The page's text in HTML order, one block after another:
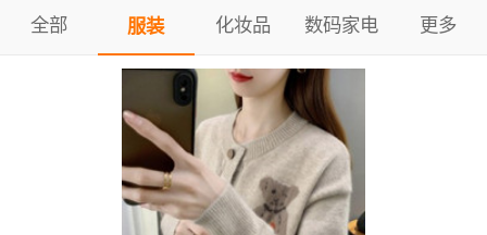
全部 服装 化妆品 数码家电 更多